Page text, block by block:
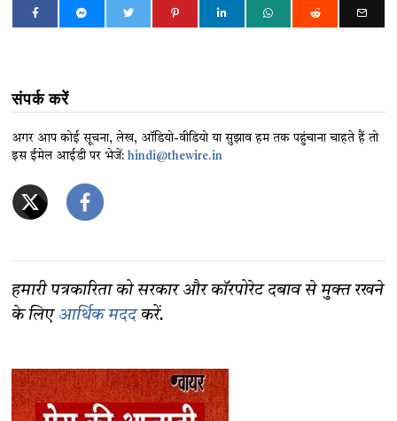
संपर्क करें
अगर आप कोई सूचना, लेख, ऑडियो-वीडियो या सुझाव हम तक पहुंचाना चाहते हैं तो
इस ईमेल आईडी पर भेजें:hindi@thewire.in
हमारी पत्रकारिता को सरकार और कॉरपोरेट दबाव से मुक्त रखने
के लिए आर्थिक मददकरें.